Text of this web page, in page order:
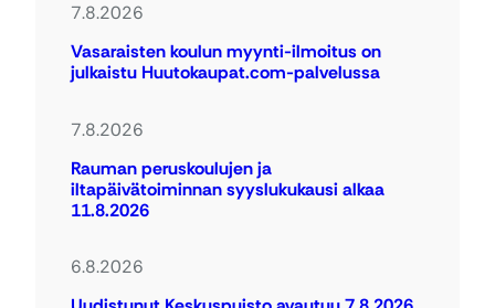
7.8.2026
Vasaraisten koulun myynti-ilmoitus on
julkaistu Huutokaupat.com-palvelussa
7.8.2026
Rauman peruskoulujen ja
iltapäivätoiminnan syyslukukausi alkaa
11.8.2026
6.8.2026